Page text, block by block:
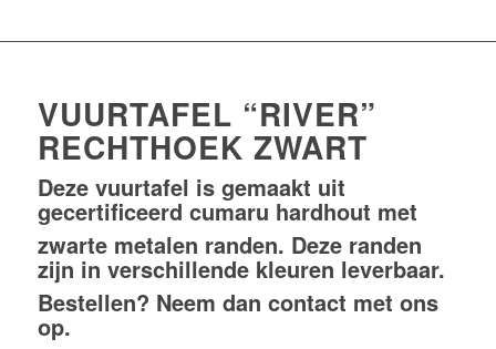
VUURTAFEL “RIVER”
RECHTHOEK ZWART
Deze vuurtafel is gemaakt uit
gecertificeerd cumaru hardhout met
zwarte metalen randen. Deze randen
zijn in verschillende kleuren leverbaar.
Bestellen? Neem dan contact met ons
op.